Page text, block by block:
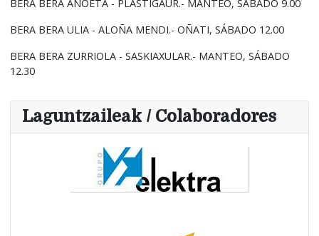
BERA BERA ANOETA - PLASTIGAUR.- MANTEO, SÁBADO 9.00
BERA BERA ULIA - ALOÑA MENDI.- OÑATI, SÁBADO 12.00
BERA BERA ZURRIOLA - SASKIAXULAR.- MANTEO, SÁBADO
12.30
Laguntzaileak / Colaboradores